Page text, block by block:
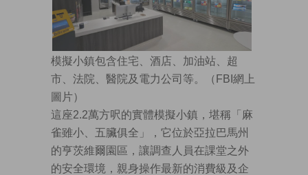
模擬小鎮包含住宅、酒店、加油站、超
市、法院、醫院及電力公司等。（FBI網上
圖片）
這座2.2萬方呎的實體模擬小鎮，堪稱「麻
雀雖小、五臟俱全」，它位於亞拉巴馬州
的亨茨維爾園區，讓調查人員在課堂之外
的安全環境，親身操作最新的消費級及企